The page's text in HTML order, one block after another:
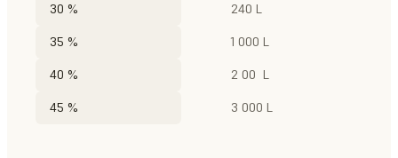
30 % 240 L
35 % 1 000 L
40 % 2 00 L
45 % 3 000 L